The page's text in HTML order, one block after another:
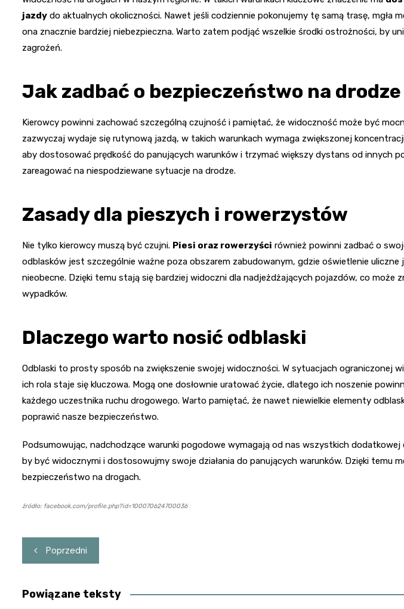
jazdy do aktualnych okoliczności. Nawet jeśli codziennie pokonujemy tę samą trasę, mgła
ona znacznie bardziej niebezpieczna. Warto zatem podjąć wszelkie środki ostrożności, by
zagrożeń.
Jak zadbać o bezpieczeństwo na drodze
Kierowcy powinni zachować szczególną czujność i pamiętać, że widoczność może być
zazwyczaj wydaje się rutynową jazdą, w takich warunkach wymaga zwiększonej
aby dostosować prędkość do panujących warunków i trzymać większy dystans od innych
zareagować na niespodziewane sytuacje na drodze.
Zasady dla pieszych i rowerzystów
Nie tylko kierowcy muszą być czujni. Piesi oraz rowerzyści również powinni zadbać o
odblasków jest szczególnie ważne poza obszarem zabudowanym, gdzie oświetlenie uliczne
nieobecne. Dzięki temu stają się bardziej widoczni dla nadjeżdżających pojazdów, co może
wypadków.
Dlaczego warto nosić odblaski
Odblaski to prosty sposób na zwiększenie swojej widoczności. W sytuacjach ograniczonej
ich rola staje się kluczowa. Mogą one dosłownie uratować życie, dlatego ich noszenie
każdego uczestnika ruchu drogowego. Warto pamiętać, że nawet niewielkie elementy
poprawić nasze bezpieczeństwo.
Podsumowując, nadchodzące warunki pogodowe wymagają od nas wszystkich
by być widocznymi i dostosowujmy swoje działania do panujących warunków. Dzięki temu
bezpieczeństwo na drogach.
źródło: facebook.com/profile.php?id=100070624700036
Nawigacja
wpisu
Poprzedni
Powiązane teksty